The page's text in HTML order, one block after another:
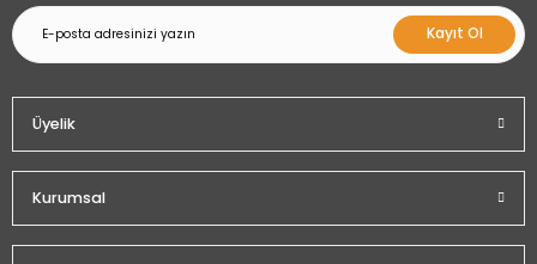
Kayıt Ol
Üyelik
Kurumsal